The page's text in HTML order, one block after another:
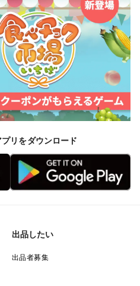
リをダウンロード
出品したい
出品者募集